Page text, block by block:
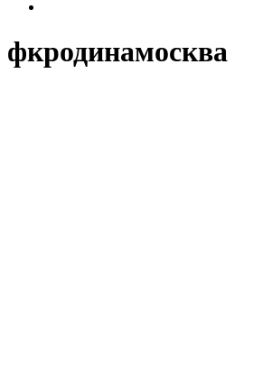
фкродинамосква